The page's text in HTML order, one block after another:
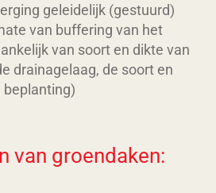
geleidelijk (gestuurd)
van buffering van het
van soort en dikte van
drainagelaag, de soort en
beplanting)
van groendaken: